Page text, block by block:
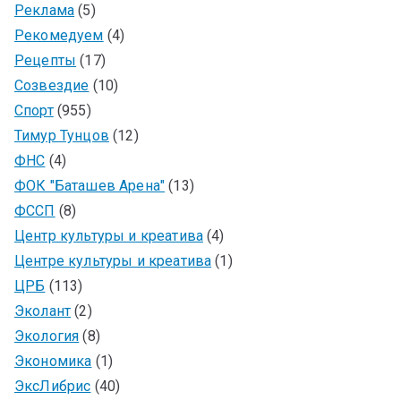
Реклама (5)
Рекомедуем (4)
Рецепты (17)
Созвездие (10)
Спорт(955)
Тимур Тунцов (12)
ФНС (4)
ФОК "Баташев Арена" (13)
ФССП (8)
Центр культуры и креатива (4)
Центре культуры и креатива (1)
ЦРБ (113)
Эколант (2)
Экология (8)
Экономика (1)
ЭксЛибрис (40)